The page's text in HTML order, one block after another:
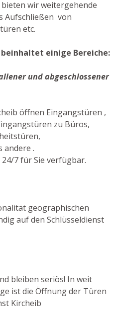
wir weitergehende
Aufschließen von
etc.
einige Bereiche:
und abgeschlossener
öffnen Eingangstüren ,
zu Büros,
andere .
7 für Sie verfügbar.
geographischen
auf den Schlüsseldienst
bleiben seriös! In weit
ist die Öffnung der Türen
Kircheib